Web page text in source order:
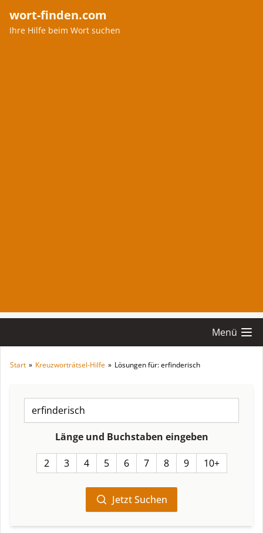
wort-finden.com
Ihre Hilfe beim Wort suchen
Menü
Start » Kreuzworträtsel-Hilfe » Lösungen für: erfinderisch
Länge und Buchstaben eingeben
2 3 4 5 6 7 8 9 10+
Jetzt Suchen